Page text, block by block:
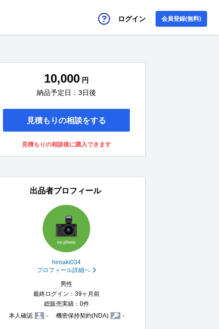
ログイン 会員登録(無料)
10,000 円
納品予定日：3日後
見積もりの相談をする
見積もりの相談後に購入できます
出品者プロフィール
hiroaki034
プロフィール詳細へ
男性
最終ログイン：39ヶ月前
総販売実績：0件
本人確認
- 機密保持契約(NDA) -